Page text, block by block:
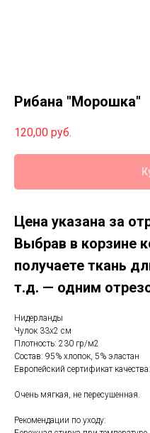
Рибана "Морошка"
120,00 руб.
Цена указана за
Выбрав в корзине
получаете ткань
т.д. — одним
Нидерланды
Чулок 33х2 см
Плотность: 230 гр/м2
Состав: 95% хлопок, 5% эластан
Европейский сертификат
Очень мягкая, не пересушенная.
Рекомендации по уходу: